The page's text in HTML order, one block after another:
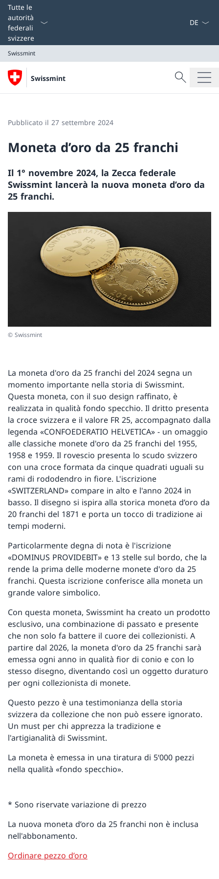
Tutte le
autorità
federali
svizzere
Swissmint
Swissmint
Cercare
Ricerca
Pubblicato il 27 settembre 2024
Moneta d’oro da 25 franchi
Il 1° novembre 2024, la Zecca federale
Swissmint lancerà la nuova moneta d’oro da
25 franchi.
© Swissmint
La moneta d'oro da 25 franchi del 2024 segna un
momento importante nella storia di Swissmint.
Questa moneta, con il suo design raffinato, è
realizzata in qualità fondo specchio. Il dritto presenta
la croce svizzera e il valore FR 25, accompagnato dalla
legenda «CONFOEDERATIO HELVETICA» - un omaggio
alle classiche monete d'oro da 25 franchi del 1955,
1958 e 1959. Il rovescio presenta lo scudo svizzero
con una croce formata da cinque quadrati uguali su
rami di rododendro in fiore. L'iscrizione
«SWITZERLAND» compare in alto e l'anno 2024 in
basso. Il disegno si ispira alla storica moneta d’oro da
20 franchi del 1871 e porta un tocco di tradizione ai
tempi moderni.
Particolarmente degna di nota è l'iscrizione
«DOMINUS PROVIDEBIT» e 13 stelle sul bordo, che la
rende la prima delle moderne monete d'oro da 25
franchi. Questa iscrizione conferisce alla moneta un
grande valore simbolico.
Con questa moneta, Swissmint ha creato un prodotto
esclusivo, una combinazione di passato e presente
che non solo fa battere il cuore dei collezionisti. A
partire dal 2026, la moneta d'oro da 25 franchi sarà
emessa ogni anno in qualità fior di conio e con lo
stesso disegno, diventando così un oggetto duraturo
per ogni collezionista di monete.
Questo pezzo è una testimonianza della storia
svizzera da collezione che non può essere ignorato.
Un must per chi apprezza la tradizione e
l'artigianalità di Swissmint.
La moneta è emessa in una tiratura di 5‘000 pezzi
nella qualità «fondo specchio».
* Sono riservate variazione di prezzo
La nuova moneta d’oro da 25 franchi non è inclusa
nell'abbonamento.
Ordinare pezzo d’oro